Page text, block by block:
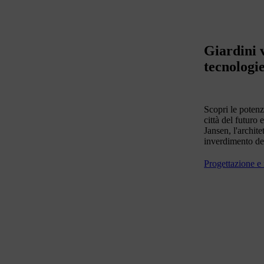
Giardini
Scopri le
città del futuro
Jansen,
inverdimento
Progettazione